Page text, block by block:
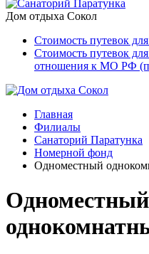
Дом отдыха Сокол
Стоимость путевок
Стоимость путевок
отношения к МО РФ
Главная
Филиалы
Санаторий Паратунка
Номерной фонд
Одноместный
Одноместный